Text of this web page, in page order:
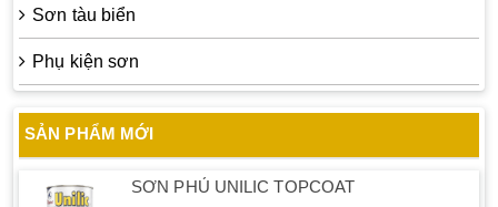
Sơn tàu biển
Phụ kiện sơn
SẢN PHẨM MỚI
SƠN PHỦ UNILIC TOPCOAT